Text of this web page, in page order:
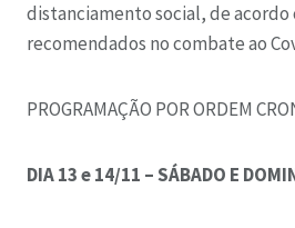
distanciamento social, de
recomendados no combate ao
PROGRAMAÇÃO POR ORDEM
DIA 13 e 14/11 – SÁBADO E